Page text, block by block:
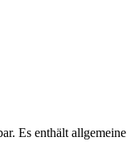
Es enthält allgemeine